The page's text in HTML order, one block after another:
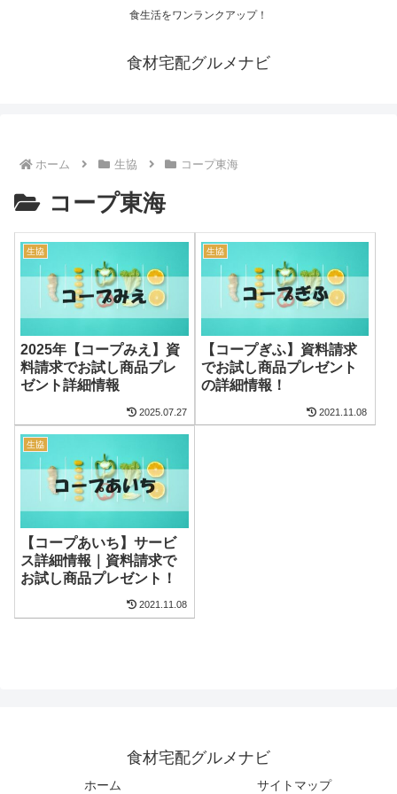
食生活をワンランクアップ！
食材宅配グルメナビ
ホーム 生協 コープ東海
コープ東海
生協
2025年【コープみえ】資
料請求でお試し商品プレ
ゼント詳細情報
2025.07.27
生協
【コープぎふ】資料請求
でお試し商品プレゼント
の詳細情報！
2021.11.08
生協
【コープあいち】サービ
ス詳細情報｜資料請求で
お試し商品プレゼント！
2021.11.08
食材宅配グルメナビ
ホーム サイトマップ